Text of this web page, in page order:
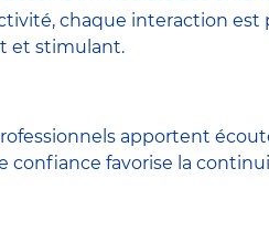
chaque interaction
et stimulant.
apportent
confiance favorise la